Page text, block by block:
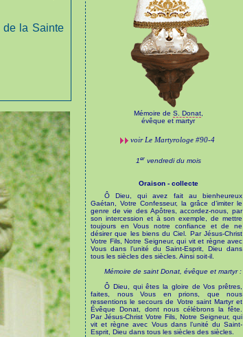
de la Sainte
Mémoire de S. Donat,
évêque et martyr
voir Le Martyrologe#90-4
1ervendredi du mois
Oraison - collecte
Ô Dieu, qui avez fait au bienheureux
Gaétan, Votre Confesseur, la grâce d’imiter le
genre de vie des Apôtres, accordez-nous, par
son intercession et à son exemple, de mettre
toujours en Vous notre confiance et de ne
désirer que les biens du Ciel. Par Jésus-Christ
Votre Fils, Notre Seigneur, qui vit et règne avec
Vous dans l’unité du Saint-Esprit, Dieu dans
tous les siècles des siècles. Ainsi soit-il.
Mémoire de saint Donat, évêque et martyr :
Ô Dieu, qui êtes la gloire de Vos prêtres,
faites, nous Vous en prions, que nous
ressentions le secours de Votre saint Martyr et
Évêque Donat, dont nous célébrons la fête.
Par Jésus-Christ Votre Fils, Notre Seigneur, qui
vit et règne avec Vous dans l’unité du Saint-
Esprit, Dieu dans tous les siècles des siècles.